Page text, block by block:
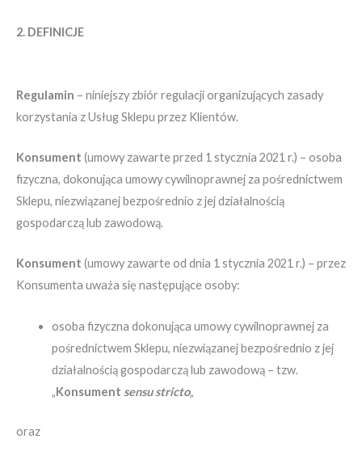
2. DEFINICJE
Regulamin – niniejszy zbiór regulacji organizujących zasady
korzystania z Usług Sklepu przez Klientów.
Konsument (umowy zawarte przed 1 stycznia 2021 r.) – osoba
fizyczna, dokonująca umowy cywilnoprawnej za pośrednictwem
Sklepu, niezwiązanej bezpośrednio z jej działalnością
gospodarczą lub zawodową.
Konsument (umowy zawarte od dnia 1 stycznia 2021 r.) – przez
Konsumenta uważa się następujące osoby:
osoba fizyczna dokonująca umowy cywilnoprawnej za
pośrednictwem Sklepu, niezwiązanej bezpośrednio z jej
działalnością gospodarczą lub zawodową – tzw.
„Konsument sensu stricto„
oraz